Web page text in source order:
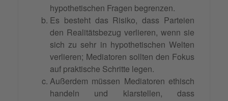
hypothetischen Fragen begrenzen.
Es besteht das Risiko, dass Parteien
den Realitätsbezug verlieren, wenn sie
sich zu sehr in hypothetischen Welten
verlieren; Mediatoren sollten den Fokus
auf praktische Schritte legen.
Außerdem müssen Mediatoren ethisch
handeln und klarstellen, dass